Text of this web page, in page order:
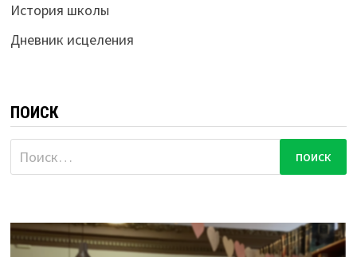
История школы
Дневник исцеления
ПОИСК
Найти: